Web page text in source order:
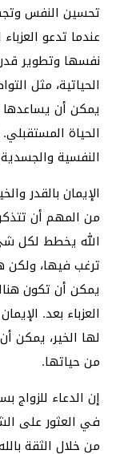
تحسين النفس
عندما تدعو
نفسها وتطوير
الحياتية، مثل
يمكن أن
الحياة
النفسية
الإيمان بالقدر
من المهم أن
الله يخطط لكل
ترغب فيها، ولكن
يمكن أن تكون
العزباء بعد.
لها الخير، يمكن
من حياتها.
إن الدعاء للزواج
في العثور على
من خلال الثقة